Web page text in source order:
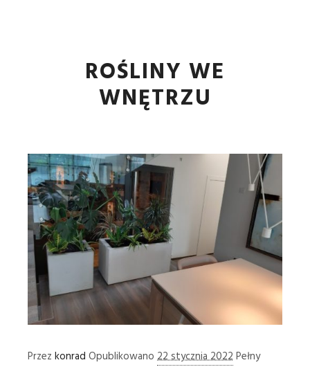
ROŚLINY WE
WNĘTRZU
Przez konrad Opublikowano 22 stycznia 2022 Pełny